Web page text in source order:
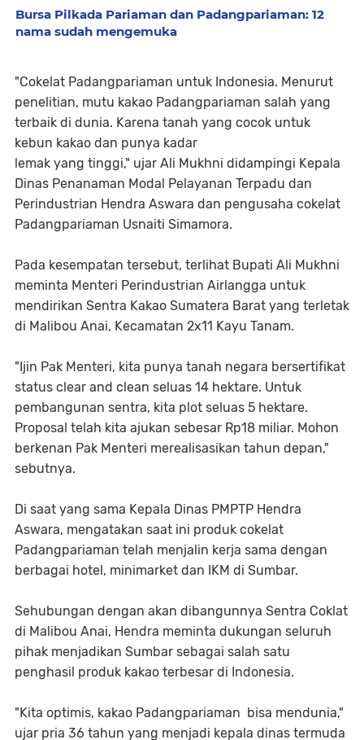
Bursa Pilkada Pariaman dan Padangpariaman: 12
nama sudah mengemuka
"Cokelat Padangpariaman untuk Indonesia. Menurut
penelitian, mutu kakao Padangpariaman salah yang
terbaik di dunia. Karena tanah yang cocok untuk
kebun kakao dan punya kadar
lemak yang tinggi," ujar Ali Mukhni didampingi Kepala
Dinas Penanaman Modal Pelayanan Terpadu dan
Perindustrian Hendra Aswara dan pengusaha cokelat
Padangpariaman Usnaiti Simamora.
Pada kesempatan tersebut, terlihat Bupati Ali Mukhni
meminta Menteri Perindustrian Airlangga untuk
mendirikan Sentra Kakao Sumatera Barat yang terletak
di Malibou Anai, Kecamatan 2x11 Kayu Tanam.
"Ijin Pak Menteri, kita punya tanah negara bersertifikat
status clear and clean seluas 14 hektare. Untuk
pembangunan sentra, kita plot seluas 5 hektare.
Proposal telah kita ajukan sebesar Rp18 miliar. Mohon
berkenan Pak Menteri merealisasikan tahun depan,"
sebutnya.
Di saat yang sama Kepala Dinas PMPTP Hendra
Aswara, mengatakan saat ini produk cokelat
Padangpariaman telah menjalin kerja sama dengan
berbagai hotel, minimarket dan IKM di Sumbar.
Sehubungan dengan akan dibangunnya Sentra Coklat
di Malibou Anai, Hendra meminta dukungan seluruh
pihak menjadikan Sumbar sebagai salah satu
penghasil produk kakao terbesar di Indonesia.
"Kita optimis, kakao Padangpariaman bisa mendunia,"
ujar pria 36 tahun yang menjadi kepala dinas termuda